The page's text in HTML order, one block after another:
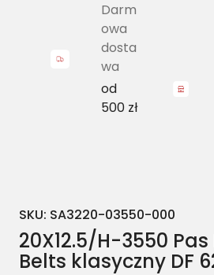
Darm
owa
dosta
wa
od
500 zł
SKU: SA3220-03550-000
20X12.5/H-3550
Belts klasyczny DF